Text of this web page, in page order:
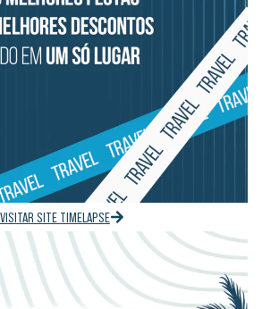
VISITAR SITE TIMELAPSE